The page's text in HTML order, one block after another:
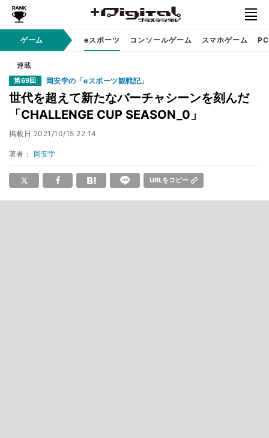
ゲーム eスポーツ コンソールゲーム スマホゲーム
連載
第69回 岡安学の「eスポーツ観戦記」
世代を超えて新たなバーチャシーンを刻んだ
「CHALLENGE CUP SEASON_0」
掲載日 2021/10/15 22:14
著者： 岡安学
URLをコピー